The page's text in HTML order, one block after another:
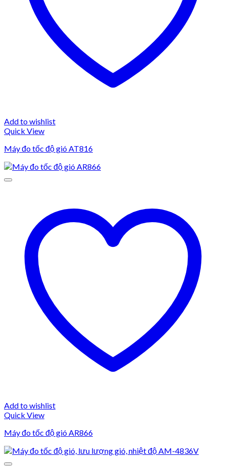
Add to wishlist
Quick View
Máy đo tốc độ gió AT816
Add to wishlist
Quick View
Máy đo tốc độ gió AR866